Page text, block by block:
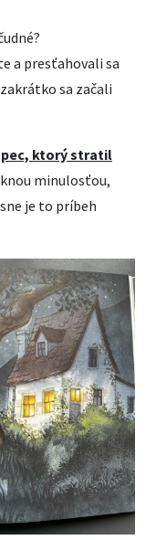
a presťahovali sa
sa začali
ktorý stratil
minulosťou,
je to príbeh